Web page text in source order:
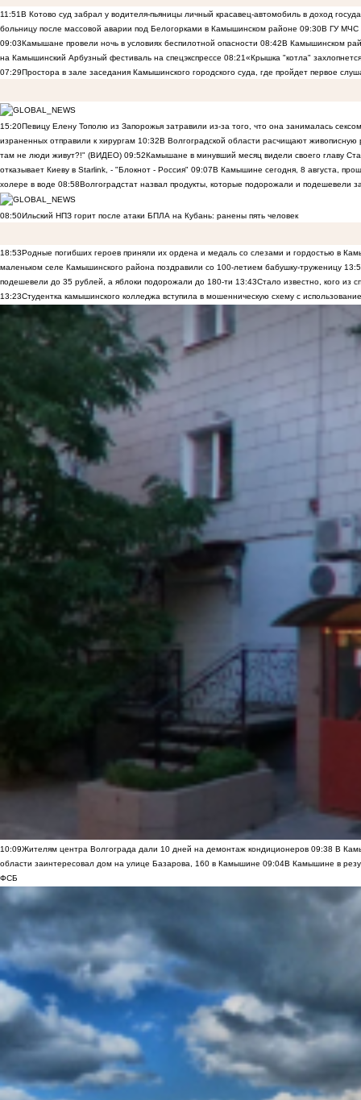
11:51В Котово суд забрал у водителя-пьяницы личный красавец-автомобиль в доход
больницу после массовой аварии под Белогорками в Камышинском районе 09:30В ГУ МЧС
09:03Камышане провели ночь в условиях беспилотной опасности 08:42В Камышинском
на Камышинский Арбузный фестиваль на спецэкспрессе 08:21«Крышка "котла"
07:29Простора в зале заседания Камышинского городского суда, где пройдет первое
15:20Певицу Елену Тополю из Запорожья затравили из-за того, что она занималась
израненных отправили к хирургам 10:32В Волгоградской области расчищают
там не люди живут?!" (ВИДЕО) 09:52Камышане в минувший месяц видели своего главу
отказывает Киеву в Starlink, - "Блокнот - Россия" 09:07В Камышине сегодня, 8 августа,
холере в воде 08:58Волгоградстат назвал продукты, которые подорожали и подешевели
08:50Ильский НПЗ горит после атаки БПЛА на Кубань: ранены пять человек
18:53Родные погибших героев приняли их ордена и медаль со слезами и гордостью в
маленьком селе Камышинского района поздравили со 100-летием бабушку-труженицу
подешевели до 35 рублей, а яблоки подорожали до 180-ти 13:43Стало известно, кого из
13:23Студентка камышинского колледжа вступила в мошенническую схему с
10:09Жителям центра Волгограда дали 10 дней на демонтаж кондиционеров 09:38 В
области заинтересовал дом на улице Базарова, 160 в Камышине 09:04В Камышине в
ФСБ